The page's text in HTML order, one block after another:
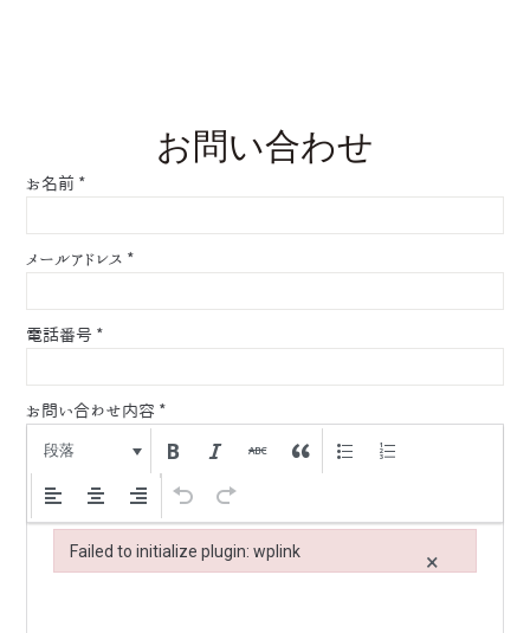
お問い合わせ
お名前 *
メールアドレス *
電話番号 *
お問い合わせ内容 *
段落
Failed to initialize plugin: wplink ×
Failed to initialize plugin: wplink